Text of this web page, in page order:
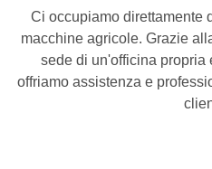
Ci occupiamo direttamente
macchine agricole. Grazie
sede di un'officina propria
offriamo assistenza e